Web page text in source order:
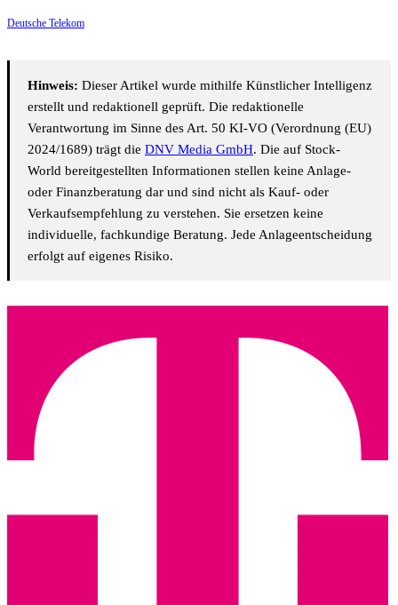
Deutsche Telekom
Hinweis: Dieser Artikel wurde mithilfe Künstlicher Intelligenz
erstellt und redaktionell geprüft. Die redaktionelle
Verantwortung im Sinne des Art. 50 KI-VO (Verordnung (EU)
2024/1689) trägt die DNV Media GmbH. Die auf Stock-
World bereitgestellten Informationen stellen keine Anlage-
oder Finanzberatung dar und sind nicht als Kauf- oder
Verkaufsempfehlung zu verstehen. Sie ersetzen keine
individuelle, fachkundige Beratung. Jede Anlageentscheidung
erfolgt auf eigenes Risiko.